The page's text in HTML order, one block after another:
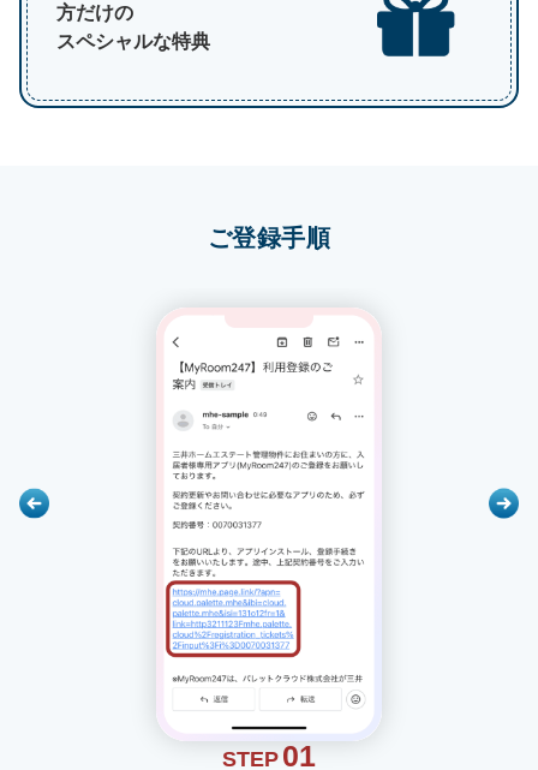
方だけの
スペシャルな特典
ご登録手順
STEP 01